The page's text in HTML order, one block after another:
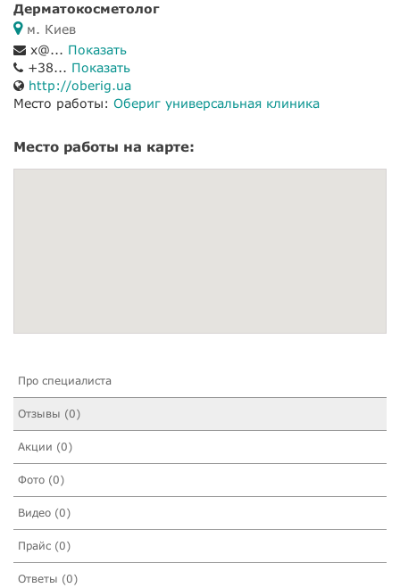
Дерматокосметолог
м. Киев
x@... Показать
+38... Показать
http://oberig.ua
Место работы: Обериг универсальная клиника
Место работы на карте:
Про специалиста
Отзывы (0)
Акции (0)
Фото (0)
Видео (0)
Прайс (0)
Ответы (0)